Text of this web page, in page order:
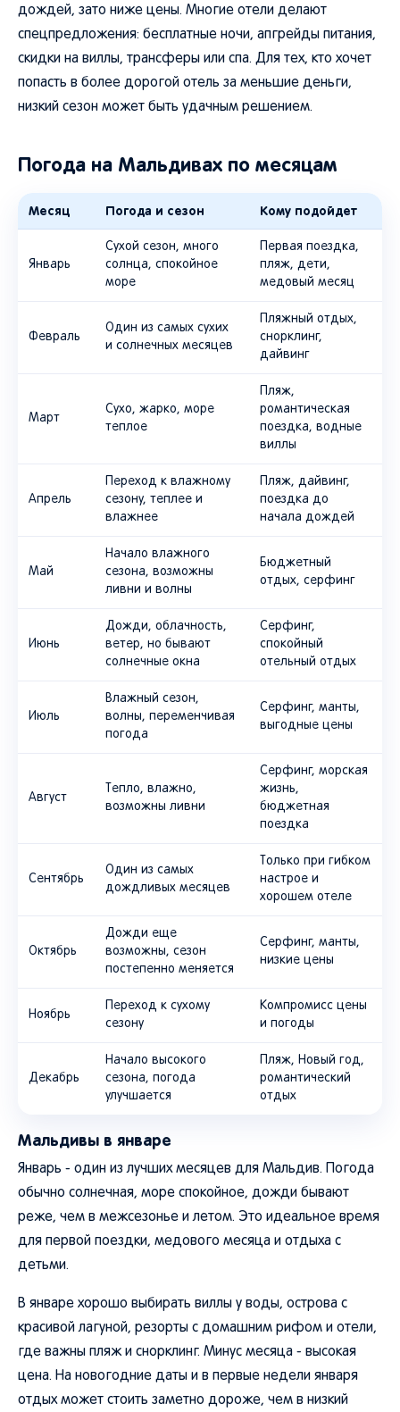
дождей, зато ниже цены. Многие отели делают
спецпредложения: бесплатные ночи, апгрейды питания,
скидки на виллы, трансферы или спа. Для тех, кто хочет
попасть в более дорогой отель за меньшие деньги,
низкий сезон может быть удачным решением.
Погода на Мальдивах по месяцам
Месяц Погода и сезон Кому подойдет
Январь
Сухой сезон, много
солнца, спокойное
море
Первая поездка,
пляж, дети,
медовый месяц
Февраль
Один из самых сухих
и солнечных месяцев
Пляжный отдых,
снорклинг,
дайвинг
Март
Сухо, жарко, море
теплое
Пляж,
романтическая
поездка, водные
виллы
Апрель
Переход к влажному
сезону, теплее и
влажнее
Пляж, дайвинг,
поездка до
начала дождей
Май
Начало влажного
сезона, возможны
ливни и волны
Бюджетный
отдых, серфинг
Июнь
Дожди, облачность,
ветер, но бывают
солнечные окна
Серфинг,
спокойный
отельный отдых
Июль
Влажный сезон,
волны, переменчивая
погода
Серфинг, манты,
выгодные цены
Август
Тепло, влажно,
возможны ливни
Серфинг, морская
жизнь,
бюджетная
поездка
Сентябрь
Один из самых
дождливых месяцев
Только при гибком
настрое и
хорошем отеле
Октябрь
Дожди еще
возможны, сезон
постепенно меняется
Серфинг, манты,
низкие цены
Ноябрь
Переход к сухому
сезону
Компромисс цены
и погоды
Декабрь
Начало высокого
сезона, погода
улучшается
Пляж, Новый год,
романтический
отдых
Мальдивы в январе
Январь - один из лучших месяцев для Мальдив. Погода
обычно солнечная, море спокойное, дожди бывают
реже, чем в межсезонье и летом. Это идеальное время
для первой поездки, медового месяца и отдыха с
детьми.
В январе хорошо выбирать виллы у воды, острова с
красивой лагуной, резорты с домашним рифом и отели,
где важны пляж и снорклинг. Минус месяца - высокая
цена. На новогодние даты и в первые недели января
отдых может стоить заметно дороже, чем в низкий